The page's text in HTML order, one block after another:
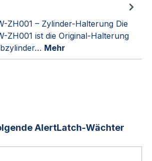
ZH001 – Zylinder-Halterung Die
ZH001 ist die Original-Halterung
Mehr
AlertLatch-Wächter